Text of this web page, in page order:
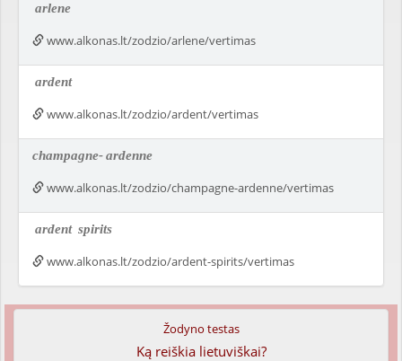
arlene
www.alkonas.lt/zodzio/arlene/vertimas
ardent
www.alkonas.lt/zodzio/ardent/vertimas
champagne-ardenne
www.alkonas.lt/zodzio/champagne-ardenne/vertimas
ardent spirits
www.alkonas.lt/zodzio/ardent-spirits/vertimas
Žodyno testas
Ką reiškia lietuviškai?